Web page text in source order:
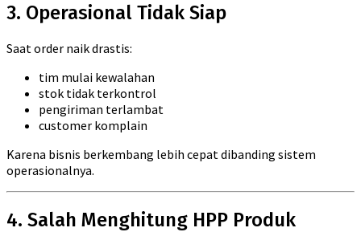
3. Operasional Tidak Siap
Saat order naik drastis:
tim mulai kewalahan
stok tidak terkontrol
pengiriman terlambat
customer komplain
Karena bisnis berkembang lebih cepat dibanding sistem
operasionalnya.
4. Salah Menghitung HPP Produk